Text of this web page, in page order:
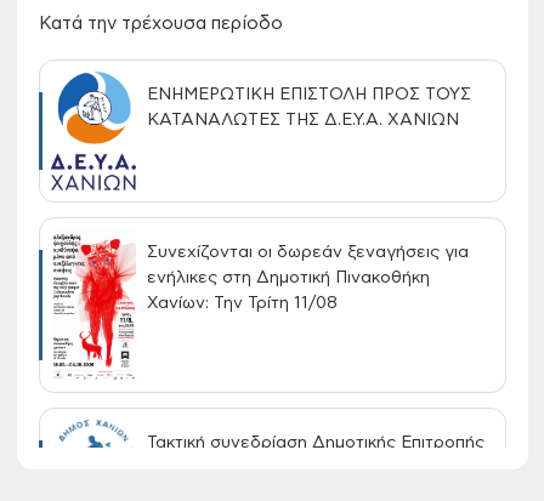
Κατά την τρέχουσα περίοδο
ΕΝΗΜΕΡΩΤΙΚΗ ΕΠΙΣΤΟΛΗ ΠΡΟΣ ΤΟΥΣ
ΚΑΤΑΝΑΛΩΤΕΣ ΤΗΣ Δ.Ε.Υ.Α. ΧΑΝΙΩΝ
Συνεχίζονται οι δωρεάν ξεναγήσεις για
ενήλικες στη Δημοτική Πινακοθήκη
Χανίων: Την Τρίτη 11/08
Τακτική συνεδρίαση Δημοτικής Επιτροπής